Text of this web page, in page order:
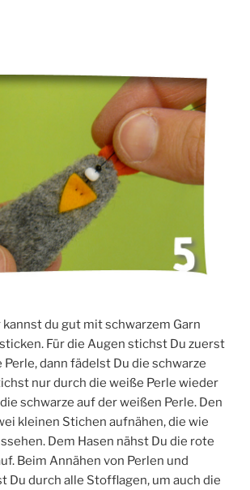
du gut mit schwar­zem Garn
Für die Augen stichst Du zuerst
dann fädelst Du die schwar­ze
nur durch die wei­ße Per­le wie­der
schwar­ze auf der wei­ßen Per­le. Den
klei­nen Sti­chen auf­nä­hen, die wie
Dem Hasen nähst Du die rote
Beim Annä­hen von Per­len und
Du durch alle Stoff­la­gen, um auch die